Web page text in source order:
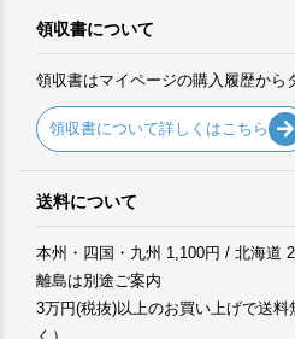
領収書について
領収書はマイページの購入履歴から
領収書について詳しくはこちら
送料について
本州・四国・九州 1,100円 / 北海
離島は別途ご案内
3万円(税抜)以上のお買い上げで送